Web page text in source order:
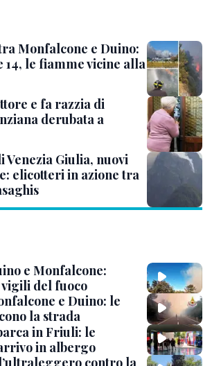
Monfalcone e Duino:
14, le fiamme vicine alla
e fa razzia di
derubata a
Giulia, nuovi
elicotteri in azione tra
e Monfalcone:
vigili del fuoco
e Duino: le
la strada
in Friuli: le
in albergo
contro la